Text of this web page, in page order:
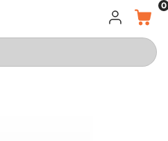
LOG INDKURV
0